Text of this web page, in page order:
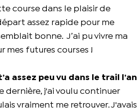
course dans le plaisir de
assez rapide pour me
bonne. J’ai pu vivre ma
mes futures courses !
assez peu vu dans le trail l’an
dernière, j'ai voulu continuer
vraiment me retrouver. J'avais